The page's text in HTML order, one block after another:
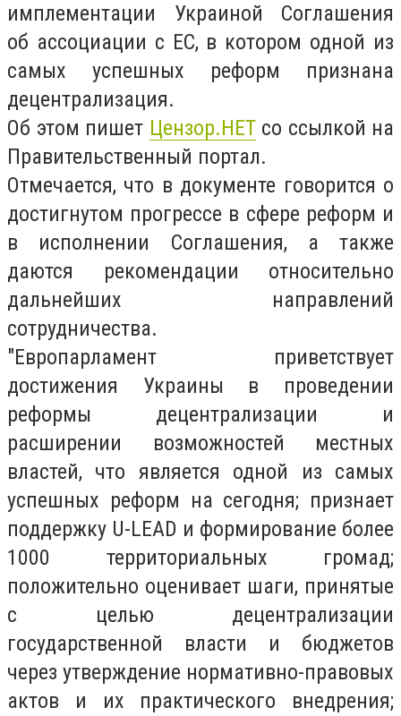
имплементации Украиной Соглашения
об ассоциации с ЕС, в котором одной из
самых успешных реформ признана
децентрализация.
Об этом пишет Цензор.НЕТсо ссылкой на
Правительственный портал.
Отмечается, что в документе говорится о
достигнутом прогрессе в сфере реформ и
в исполнении Соглашения, а также
даются рекомендации относительно
дальнейших направлений
сотрудничества.
"Европарламент приветствует
достижения Украины в проведении
реформы децентрализации и
расширении возможностей местных
властей, что является одной из самых
успешных реформ на сегодня; признает
поддержку U-LEAD и формирование более
1000 территориальных громад;
положительно оценивает шаги, принятые
с целью децентрализации
государственной власти и бюджетов
через утверждение нормативно-правовых
актов и их практического внедрения;